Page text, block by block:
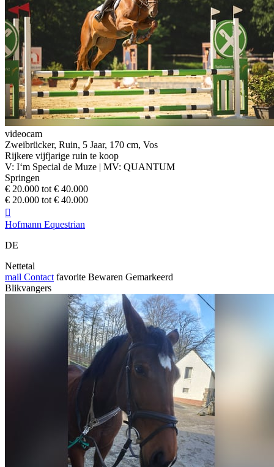
videocam
Zweibrücker, Ruin, 5 Jaar, 170 cm, Vos
Rijkere vijfjarige ruin te koop
V: I‘m Special de Muze | MV: QUANTUM
Springen
€ 20.000 tot € 40.000
€ 20.000 tot € 40.000

Hofmann Equestrian
DE
Nettetal
mail Contact favorite Bewaren Gemarkeerd
Blikvangers